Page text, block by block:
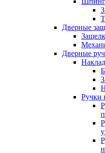
Дверные
Дверные
Ручки